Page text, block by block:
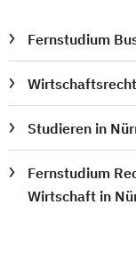
Fernstudium
Studieren in
Fernstudium
Wirtschaft in